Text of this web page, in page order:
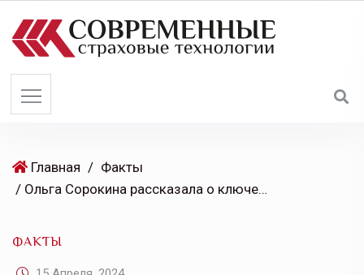
Главная / Факты
/ Ольга Сорокина рассказала о ключевых трендах цифровой трансформации финотрасли на конференции «Финтех-2024. Направления развития»
ФАКТЫ